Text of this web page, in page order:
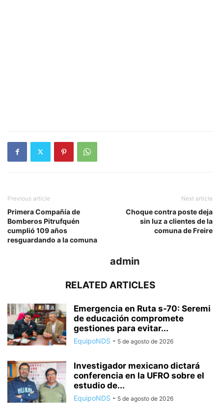
Previous article
Primera Compañía de
Bomberos Pitrufquén
cumplió 109 años
resguardando a la comuna
Next article
Choque contra poste deja
sin luz a clientes de la
comuna de Freire
admin
RELATED ARTICLES
Emergencia en Ruta s-70: Seremi
de educación compromete
gestiones para evitar...
EquipoNDS - 5 de agosto de 2026
Investigador mexicano dictará
conferencia en la UFRO sobre el
estudio de...
EquipoNDS - 5 de agosto de 2026